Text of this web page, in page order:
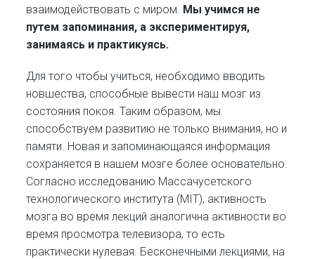
взаимодействовать с миром. Мы учимся не
путем запоминания, а экспериментируя,
занимаясь и практикуясь.
Для того чтобы учиться, необходимо вводить
новшества, способные вывести наш мозг из
состояния покоя. Таким образом, мы
способствуем развитию не только внимания, но и
памяти. Новая и запоминающаяся информация
сохраняется в нашем мозге более основательно.
Согласно исследованию Массачусетского
технологического института (MIT), активность
мозга во время лекций аналогична активности во
время просмотра телевизора, то есть
практически нулевая. Бесконечными лекциями, на